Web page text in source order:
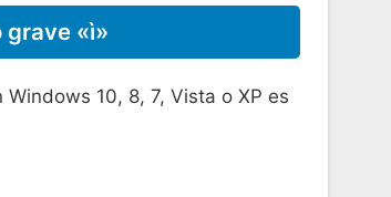
grave «ì»
10, 8, 7, Vista o XP es